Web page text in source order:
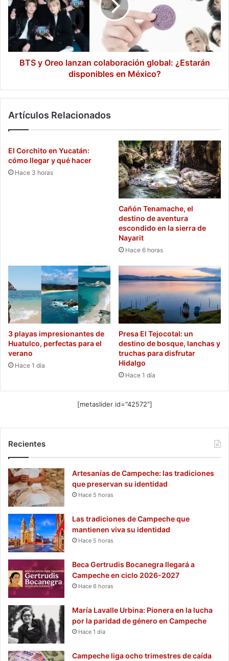
colaboración
global:
¿Estarán
disponibles
en
México?
BTS y Oreo lanzan colaboración global: ¿Estarán
disponibles en México?
Artículos Relacionados
El Corchito en Yucatán:
cómo llegar y qué hacer
Hace 3 horas
Cañón Tenamache, el
destino de aventura
escondido en la sierra de
Nayarit
Hace 6 horas
3 playas impresionantes de
Huatulco, perfectas para el
verano
Hace 1 día
Presa El Tejocotal: un
destino de bosque, lanchas y
truchas para disfrutar
Hidalgo
Hace 1 día
[metaslider id="42572"]
Recientes
Artesanías de Campeche: las tradiciones
que preservan su identidad
Hace 5 horas
Las tradiciones de Campeche que
mantienen viva su identidad
Hace 5 horas
Beca Gertrudis Bocanegra llegará a
Campeche en ciclo 2026-2027
Hace 6 horas
María Lavalle Urbina: Pionera en la lucha
por la paridad de género en Campeche
Hace 1 día
Campeche liga ocho trimestres de caída